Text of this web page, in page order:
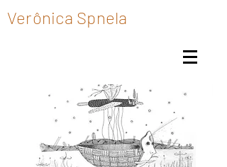
Verônica Spnela